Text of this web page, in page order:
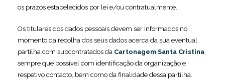
os prazos estabelecidos por lei e/ou contratualmente.
Os titulares dos dados pessoais devem ser informados no
momento da recolha dos seus dados acerca da sua eventual
partilha com subcontratados da Cartonagem Santa Cristina,
sempre que possível com identificação da organização e
respetivo contacto, bem como da finalidade dessa partilha.